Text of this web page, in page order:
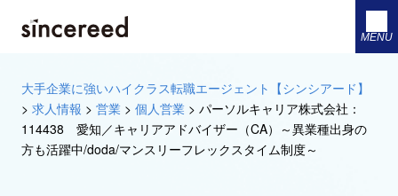
MENU
大手企業に強いハイクラス転職エージェント【シンシアード】
> 求人情報 > 営業 > 個人営業 > パーソルキャリア株式会社：
114438 愛知／キャリアアドバイザー（CA）～異業種出身の
方も活躍中/doda/マンスリーフレックスタイム制度～